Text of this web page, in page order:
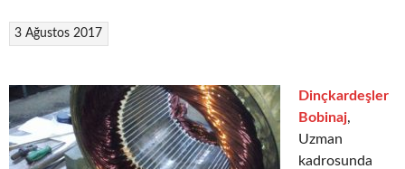
3 Ağustos 2017
Dinçkardeşler
Bobinaj,
Uzman
kadrosunda